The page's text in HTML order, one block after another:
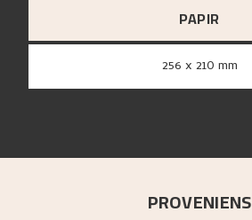
PAPIR
256 x 210 mm
PROVENIENS